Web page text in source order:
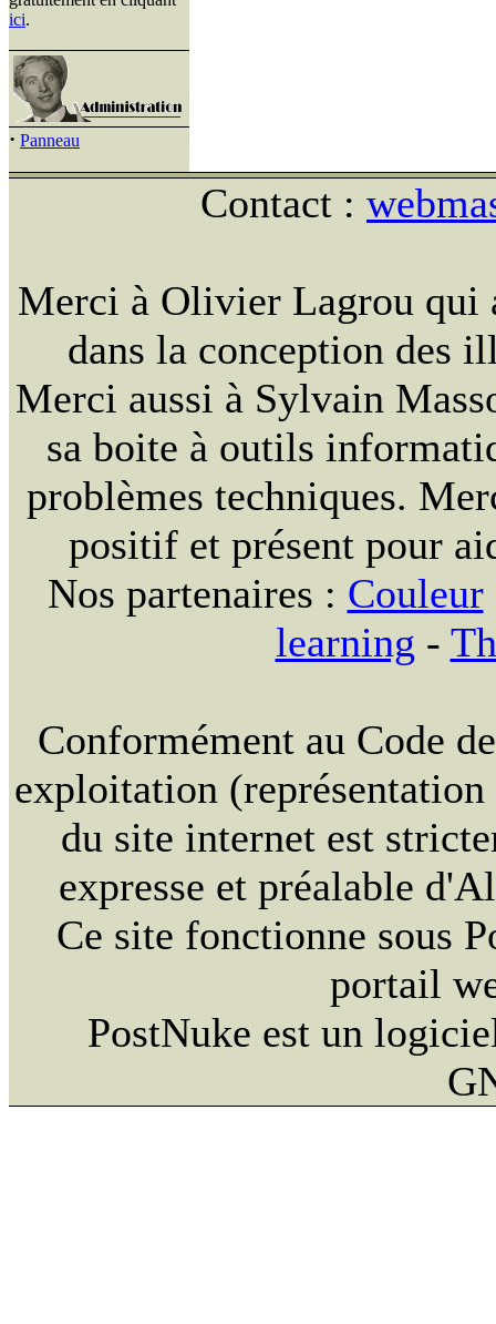
ici.
· Panneau
Contact :
Merci à Olivier Lagrou qui
dans la conception des
Merci aussi à Sylvain
sa boite à outils
problèmes techniques.
positif et présent pour
Nos partenaires : Couleur
learning -
Conformément au Code
exploitation
du site internet est
expresse et préalable
Ce site fonctionne sous
portail
PostNuke est un